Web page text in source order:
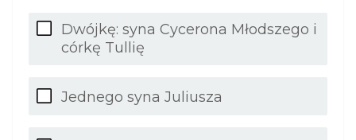
Dwójkę: syna Cycerona Młodszego i
córkę Tullię
Jednego syna Juliusza